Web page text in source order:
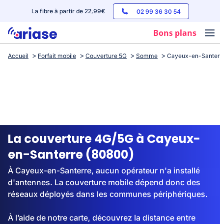
La fibre à partir de 22,99€ 02 99 36 30 54
Bons plans
Box internet
Streaming
Accueil Forfait mobile Couverture 5G Somme Cayeux-en-
La couverture 4G/5G à Cayeux-
en-Santerre (80800)
À Cayeux-en-Santerre, aucun opérateur n'a installé
d'antennes. La couverture mobile dépend donc des
réseaux déployés dans les communes périphériques.
À l’aide de notre carte, découvrez la distance entre